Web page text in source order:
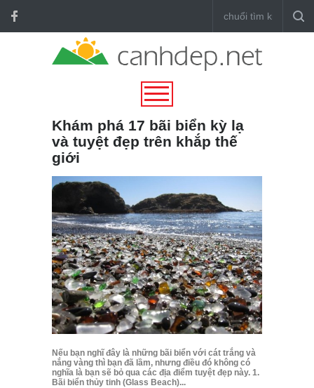
Khám phá 17 bãi biển kỳ lạ
và tuyệt đẹp trên khắp thế
giới
Nếu bạn nghĩ đây là những bãi biển với cát trắng và
nắng vàng thì bạn đã lầm, nhưng điều đó không có
nghĩa là bạn sẽ bỏ qua các địa điểm tuyệt đẹp này. 1.
Bãi biển thủy tinh (Glass Beach)...